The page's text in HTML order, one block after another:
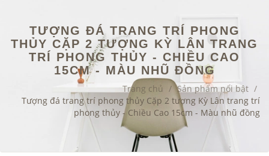
TƯỢNG ĐÁ TRANG TRÍ PHONG
THỦY CẶP 2 TƯỢNG KỲ LÂN TRANG
TRÍ PHONG THỦY - CHIỀU CAO
15CM - MÀU NHŨ ĐỒNG
Trang chủ / Sản phẩm nổi bật /
Tượng đá trang trí phong thủy Cặp 2 tượng Kỳ Lân trang trí
phong thủy - Chiều Cao 15cm - Màu nhũ đồng